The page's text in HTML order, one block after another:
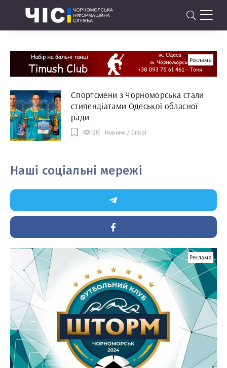
Реклама
Спортсмени з Чорноморська стали
стипендіатами Одеської обласної
ради
128 Новини / Спорт
Наші соціальні мережі
Реклама